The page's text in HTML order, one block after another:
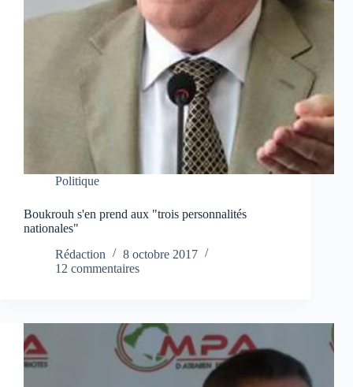
Politique
Boukrouh s'en prend aux "trois personnalités
nationales"
Rédaction
8 octobre 2017
12 commentaires